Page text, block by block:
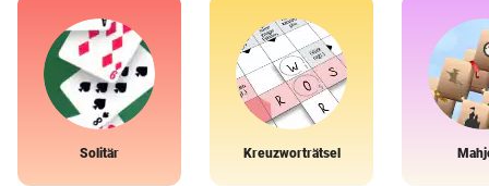
Solitär Kreuzworträtsel